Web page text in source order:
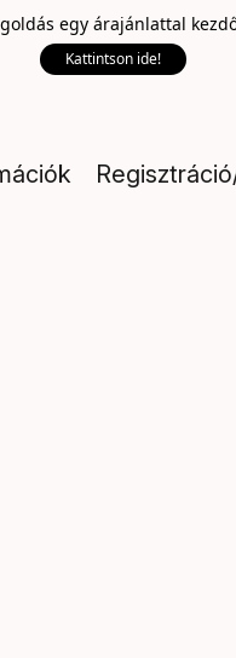
egy árajánlattal
Kattintson ide!